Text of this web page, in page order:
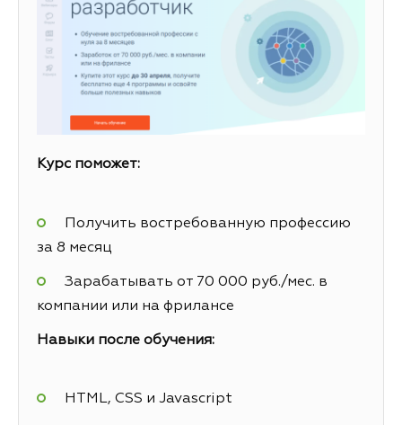
Курс поможет:
Получить востребованную профессию
за 8 месяц
Зарабатывать от 70 000 руб./мес. в
компании или на фрилансе
Навыки после обучения:
HTML, CSS и Javascript